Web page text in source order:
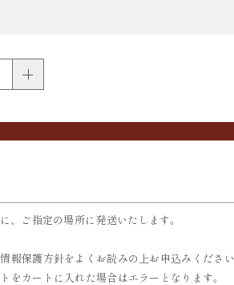
、ご指定の場所に発送いたします。
報保護方針をよくお読みの上お申込みくださ
をカートに入れた場合はエラーとなります。